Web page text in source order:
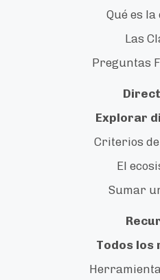
Qué es la
Las
Preguntas
Explorar
Criterios
El
Sumar
Todos los